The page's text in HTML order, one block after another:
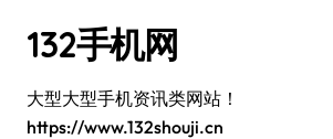
132手机网
大型大型手机资讯类网站！
https://www.132shouji.cn